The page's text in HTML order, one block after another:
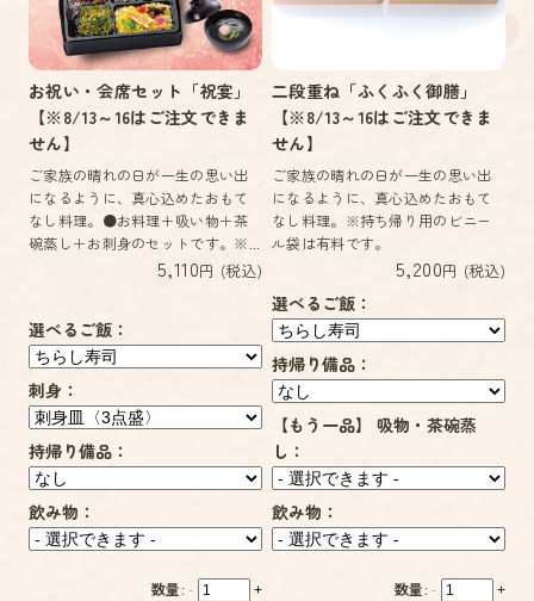
お祝い・会席セット「祝宴」
【※8/13～16はご注文できま
せん】
ご家族の晴れの日が一生の思い出
になるように、真心込めたおもて
なし料理。●お料理＋吸い物＋茶
碗蒸し＋お刺身のセットです。※...
5,110円 (税込)
選べるご飯：
刺身：
持帰り備品：
飲み物：
数量: - +
二段重ね「ふくふく御膳」
【※8/13～16はご注文できま
せん】
ご家族の晴れの日が一生の思い出
になるように、真心込めたおもて
なし料理。※持ち帰り用のビニー
ル袋は有料です。
5,200円 (税込)
選べるご飯：
持帰り備品：
【もう一品】 吸物・茶碗蒸
し：
飲み物：
数量: - +